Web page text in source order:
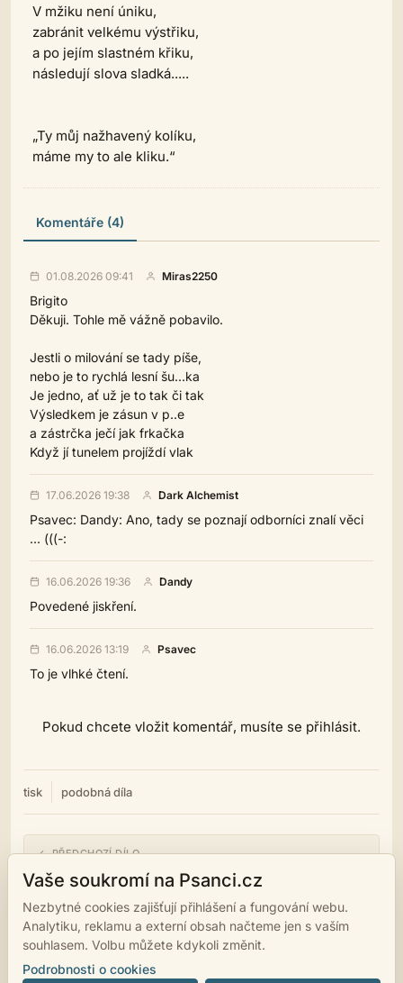
V mžiku není úniku,
zabránit velkému výstřiku,
a po jejím slastném křiku,
následují slova sladká.....
„Ty můj nažhavený kolíku,
máme my to ale kliku.“
Komentáře (4)
01.08.2026 09:41 Miras2250
Brigito
Děkuji. Tohle mě vážně pobavilo.
Jestli o milování se tady píše,
nebo je to rychlá lesní šu...ka
Je jedno, ať už je to tak či tak
Výsledkem je zásun v p..e
a zástrčka ječí jak frkačka
Když jí tunelem projíždí vlak
17.06.2026 19:38 Dark Alchemist
Psavec: Dandy: Ano, tady se poznají odborníci znalí věci
... (((-:
16.06.2026 19:36 Dandy
Povedené jiskření.
16.06.2026 13:19 Psavec
To je vlhké čtení.
Pokud chcete vložit komentář, musíte se přihlásit.
tisk podobná díla
← PŘEDCHOZÍ DÍLO
Medicína na neduhy
NÁSLEDUJÍCÍ DÍLO →
Láska k posrání
Vaše soukromí na Psanci.cz
Nezbytné cookies zajišťují přihlášení a fungování webu.
Analytiku, reklamu a externí obsah načteme jen s vaším
souhlasem. Volbu můžete kdykoli změnit.
Podrobnosti o cookies